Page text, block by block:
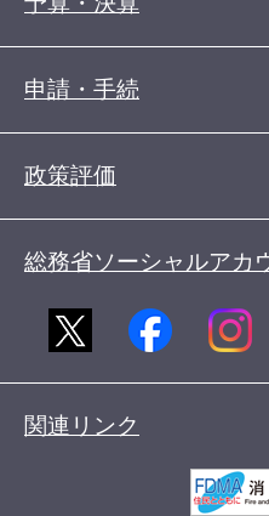
申請・手続
政策評価
総務省ソーシャルアカ
関連リンク